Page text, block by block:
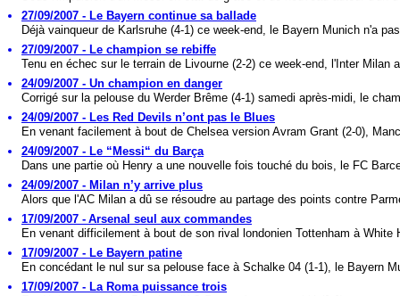
27/09/2007 - Le Bayern continue sa ballade
Déjà vainqueur de Karlsruhe (4-1) ce week-end, le Bayern Munich n'a
27/09/2007 - Le champion se rebiffe
Tenu en échec sur le terrain de Livourne (2-2) ce week-end, l'Inter Milan
24/09/2007 - Un champion en danger
Corrigé sur la pelouse du Werder Brême (4-1) samedi après-midi, le
24/09/2007 - Les Red Devils n’ont pas le Blues
En venant facilement à bout de Chelsea version Avram Grant (2-0),
24/09/2007 - Le “Messi“ du Barça
Dans une partie où Henry a une nouvelle fois touché du bois, le FC
24/09/2007 - Milan n’y arrive plus
Alors que l'AC Milan a dû se résoudre au partage des points contre
17/09/2007 - Arsenal seul aux commandes
En venant difficilement à bout de son rival londonien Tottenham à White
17/09/2007 - Le Bayern patine
En concédant le nul sur sa pelouse face à Schalke 04 (1-1), le Bayern
17/09/2007 - La Roma puissance trois